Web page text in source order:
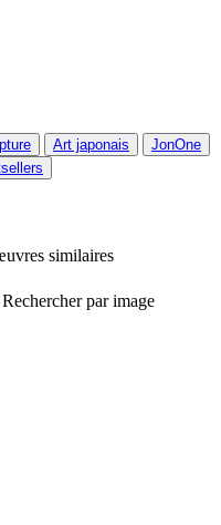
Art japonais
JonOne
similaires
Rechercher par image